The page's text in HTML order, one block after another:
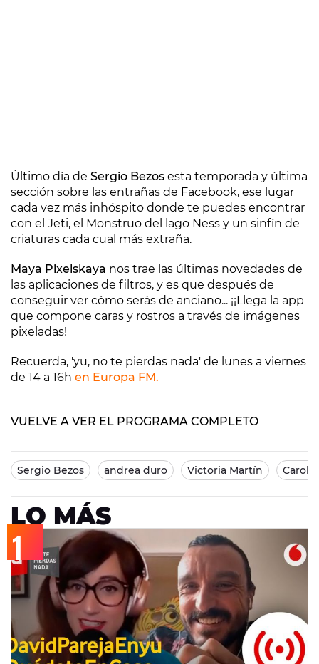
Último día de Sergio Bezos esta temporada y última
sección sobre las entrañas de Facebook, ese lugar
cada vez más inhóspito donde te puedes encontrar
con el Jeti, el Monstruo del lago Ness y un sinfín de
criaturas cada cual más extraña.
Maya Pixelskaya nos trae las últimas novedades de
las aplicaciones de filtros, y es que después de
conseguir ver cómo serás de anciano... ¡¡Llega la app
que compone caras y rostros a través de imágenes
pixeladas!
Recuerda, 'yu, no te pierdas nada' de lunes a viernes
de 14 a 16h en Europa FM.
VUELVE A VER EL PROGRAMA COMPLETO
Sergio Bezos andrea duro Victoria Martín
LO MÁS